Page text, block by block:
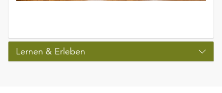
Lernen & Erleben